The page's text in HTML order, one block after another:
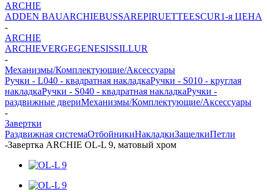
ARCHIE
ADDEN BAUARCHIEBUSSAREPIRUETTEESCUR1-я ЦЕНА
-
ARCHIE
ARCHIEVERGEGENESISSILLUR
-
Механизмы/Комплектующие/Аксессуары
Ручки - L040 - квадратная накладкаРучки - S010 - круглая
накладкаРучки - S040 - квадратная накладкаРучки -
раздвижные двериМеханизмы/Комплектующие/Аксессуары
-
Завертки
Раздвижная системаОтбойникиНакладкиЗащелкиПетли
-Завертка ARCHIE OL-L 9, матовый хром